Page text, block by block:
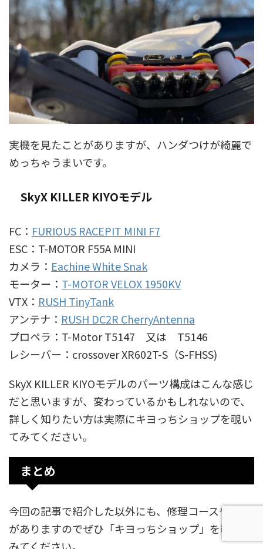
実機を見たことがありますが、ハンダつけが綺麗で
めっちゃうまいです。
SkyX KILLER KIYOモデル
FC： FURIOUS RACEPIT MINI F7
ESC：T-MOTOR F55A MINI
カメラ： Eachine White Snak
モーター： T-MOTOR VELOX 1950KV
VTX： RUSH TinyTank
アンテナ： RUSH DC2R CherryAntenna
プロペラ：T-Motor T5147 又は T5146
レシーバー：crossover XR602T-S（S-FHSS)
SkyX KILLER KIYOモデルのパーツ構成はこんな感じ
だと思いますが、変わっているかもしれないので、
詳しく知りたい方は実際にキヨっちショップを覗い
てみてください。
まとめ
今回の記事で紹介した以外にも、修理コースや商品
がありますのでぜひ「キヨっちショップ」を覗いて